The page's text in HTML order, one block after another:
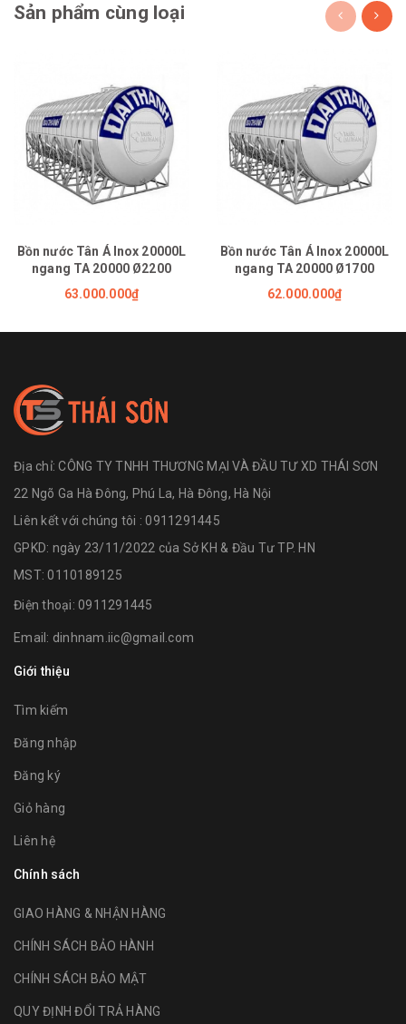
Sản phẩm cùng loại
Bồn nước Tân Á Inox 20000L
ngang TA 20000 Ø2200
63.000.000₫
Bồn nước Tân Á Inox 20000L
ngang TA 20000 Ø1700
62.000.000₫
Địa chỉ:CÔNG TY TNHH THƯƠNG MẠI VÀ ĐẦU TƯ XD THÁI SƠN
22 Ngõ Ga Hà Đông, Phú La, Hà Đông, Hà Nội
Liên kết với chúng tôi : 0911291445
GPKD: ngày 23/11/2022 của Sở KH & Đầu Tư TP. HN
MST: 0110189125
Điện thoại: 0911291445
Email: dinhnam.iic@gmail.com
Giới thiệu
Tìm kiếm
Đăng nhập
Đăng ký
Giỏ hàng
Liên hệ
Chính sách
GIAO HÀNG & NHẬN HÀNG
CHÍNH SÁCH BẢO HÀNH
CHÍNH SÁCH BẢO MẬT
QUY ĐỊNH ĐỔI TRẢ HÀNG